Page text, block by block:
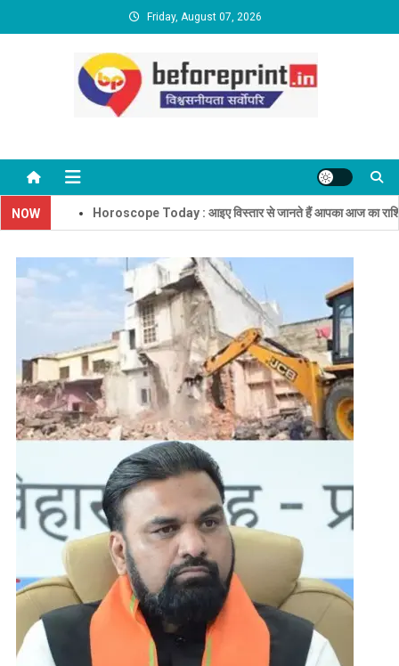
to
Friday, August 07, 2026
NOW Horoscope Today : आइए विस्तार से जानते हैं आपका आज का राशिफल